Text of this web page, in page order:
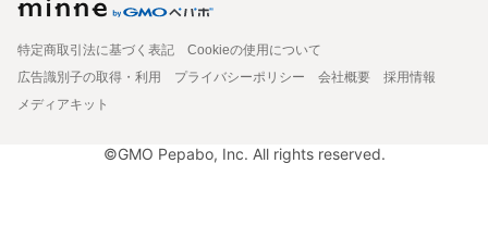
特定商取引法に基づく表記
Cookieの使用について
広告識別子の取得・利用
プライバシーポリシー 会社概要
採用情報
メディアキット
©GMO Pepabo, Inc. All rights reserved.